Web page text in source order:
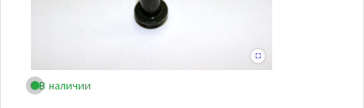
В наличии